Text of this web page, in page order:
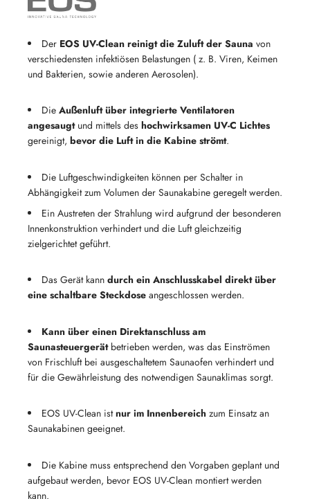
Der EOS UV-Clean reinigt die Zuluft der Sauna von
verschiedensten infektiösen Belastungen ( z. B. Viren, Keimen
und Bakterien, sowie anderen Aerosolen).
Die Außenluft über integrierte Ventilatoren
angesaugtund mittels des hochwirksamen UV-C Lichtes
gereinigt, bevor die Luft in die Kabine strömt.
Die Luftgeschwindigkeiten können per Schalter in
Abhängigkeit zum Volumen der Saunakabine geregelt werden.
Ein Austreten der Strahlung wird aufgrund der besonderen
Innenkonstruktion verhindert und die Luft gleichzeitig
zielgerichtet geführt.
Das Gerät kann durch ein Anschlusskabel direkt über
eine schaltbare Steckdose angeschlossen werden.
Kann über einen Direktanschluss am
Saunasteuergerätbetrieben werden, was das Einströmen
von Frischluft bei ausgeschaltetem Saunaofen verhindert und
für die Gewährleistung des notwendigen Saunaklimas sorgt.
EOS UV-Clean istnur im Innenbereich zum Einsatz an
Saunakabinen geeignet.
Die Kabine muss entsprechend den Vorgaben geplant und
aufgebaut werden, bevor EOS UV-Clean montiert werden
kann.